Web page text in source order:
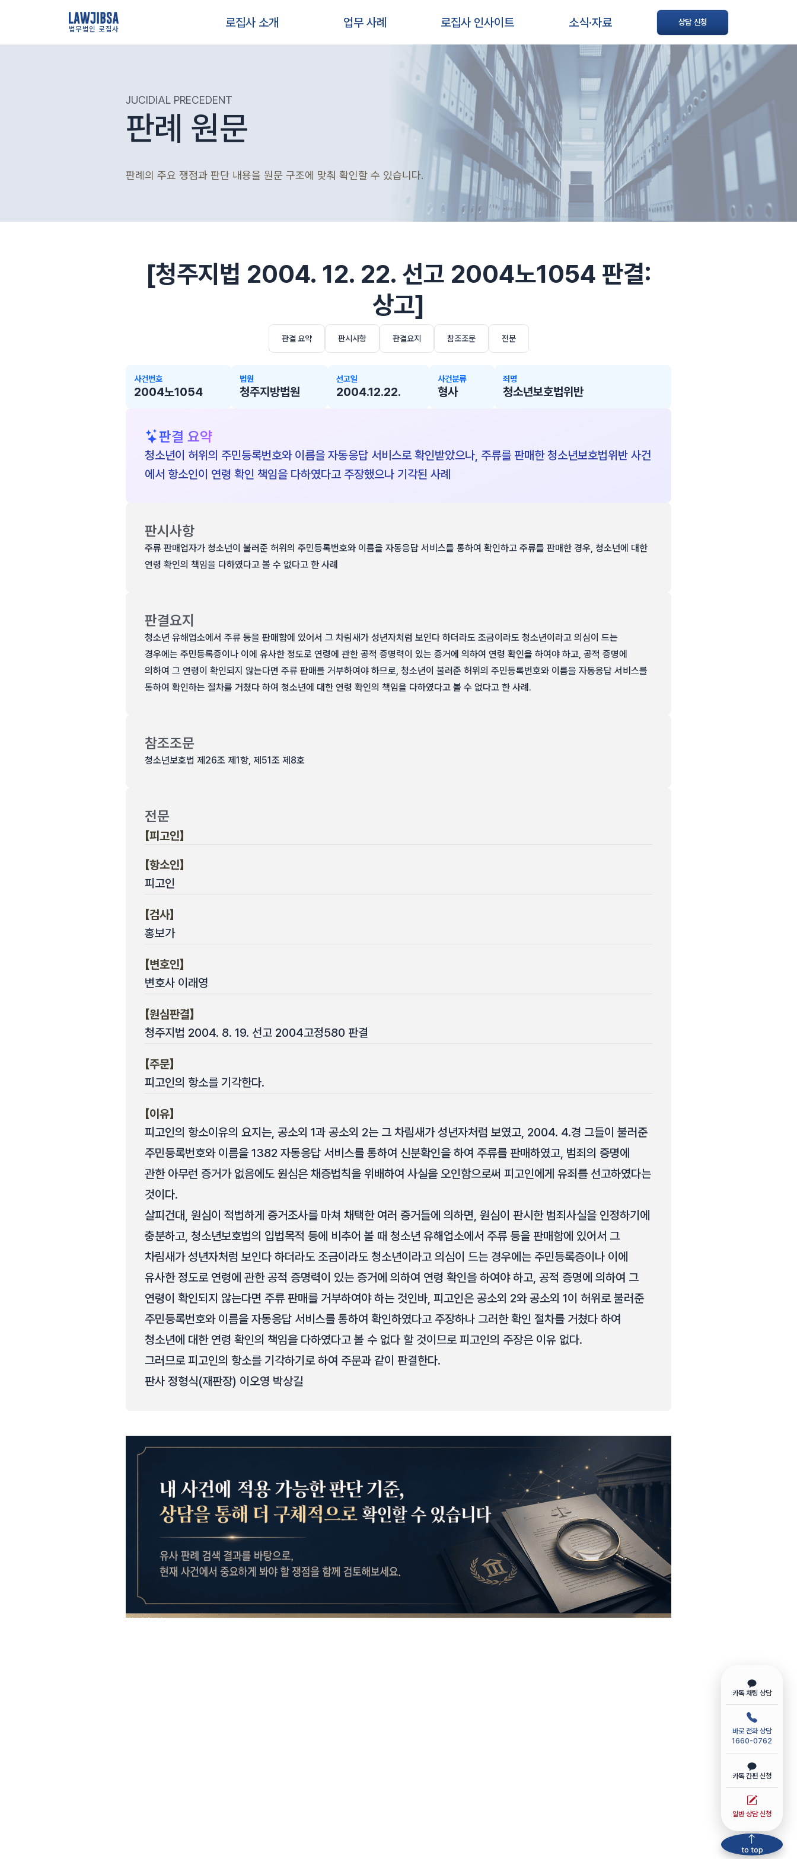
법무법인 로집사 로집사 소개 업무 사례 로집사 인사이트 소식·자료 상담 신청
JUCIDIAL PRECEDENT
판례 원문
판례의 주요 쟁점과 판단 내용을 원문 구조에 맞춰 확인할 수 있습니다.
[청주지법 2004. 12. 22. 선고 2004노1054 판결:
상고]
판결 요약 판시사항 판결요지 참조조문 전문
사건번호
2004노1054
법원
청주지방법원
선고일
2004.12.22.
사건분류
형사
죄명
청소년보호법위반
판결 요약
청소년이 허위의 주민등록번호와 이름을 자동응답 서비스로 확인받았으나, 주류를 판매한 청소년보호법위반 사건
에서 항소인이 연령 확인 책임을 다하였다고 주장했으나 기각된 사례
판시사항
주류 판매업자가 청소년이 불러준 허위의 주민등록번호와 이름을 자동응답 서비스를 통하여 확인하고 주류를 판매한 경우, 청소년에 대한
연령 확인의 책임을 다하였다고 볼 수 없다고 한 사례
판결요지
청소년 유해업소에서 주류 등을 판매함에 있어서 그 차림새가 성년자처럼 보인다 하더라도 조금이라도 청소년이라고 의심이 드는
경우에는 주민등록증이나 이에 유사한 정도로 연령에 관한 공적 증명력이 있는 증거에 의하여 연령 확인을 하여야 하고, 공적 증명에
의하여 그 연령이 확인되지 않는다면 주류 판매를 거부하여야 하므로, 청소년이 불러준 허위의 주민등록번호와 이름을 자동응답 서비스를
통하여 확인하는 절차를 거쳤다 하여 청소년에 대한 연령 확인의 책임을 다하였다고 볼 수 없다고 한 사례.
참조조문
청소년보호법 제26조 제1항, 제51조 제8호
전문
【피고인】
【항소인】
피고인
【검사】
홍보가
【변호인】
변호사 이래영
【원심판결】
청주지법 2004. 8. 19. 선고 2004고정580 판결
【주문】
피고인의 항소를 기각한다.
【이유】
피고인의 항소이유의 요지는, 공소외 1과 공소외 2는 그 차림새가 성년자처럼 보였고, 2004. 4.경 그들이 불러준
주민등록번호와 이름을 1382 자동응답 서비스를 통하여 신분확인을 하여 주류를 판매하였고, 범죄의 증명에
관한 아무런 증거가 없음에도 원심은 채증법칙을 위배하여 사실을 오인함으로써 피고인에게 유죄를 선고하였다는
것이다.
살피건대, 원심이 적법하게 증거조사를 마쳐 채택한 여러 증거들에 의하면, 원심이 판시한 범죄사실을 인정하기에
충분하고, 청소년보호법의 입법목적 등에 비추어 볼 때 청소년 유해업소에서 주류 등을 판매함에 있어서 그
차림새가 성년자처럼 보인다 하더라도 조금이라도 청소년이라고 의심이 드는 경우에는 주민등록증이나 이에
유사한 정도로 연령에 관한 공적 증명력이 있는 증거에 의하여 연령 확인을 하여야 하고, 공적 증명에 의하여 그
연령이 확인되지 않는다면 주류 판매를 거부하여야 하는 것인바, 피고인은 공소외 2와 공소외 1이 허위로 불러준
주민등록번호와 이름을 자동응답 서비스를 통하여 확인하였다고 주장하나 그러한 확인 절차를 거쳤다 하여
청소년에 대한 연령 확인의 책임을 다하였다고 볼 수 없다 할 것이므로 피고인의 주장은 이유 없다.
그러므로 피고인의 항소를 기각하기로 하여 주문과 같이 판결한다.
판사 정형식(재판장) 이오영 박상길
카톡 채팅 상담
바로 전화 상담
1660-0762
카톡 간편 신청
일반 상담 신청
to top